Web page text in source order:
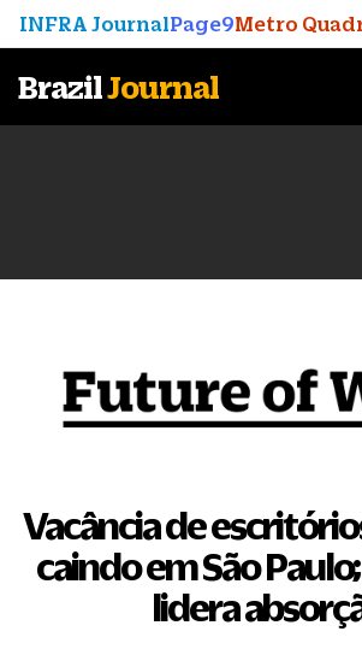
INFRA JournalPage9Metro
BrazilJournal
Vacância de
caindo em São
lidera